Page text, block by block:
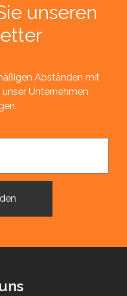
unseren
Abständen mit
Unternehmen